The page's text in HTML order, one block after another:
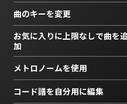
曲のキーを変更
お気に入りに上限なしで曲を追
加
メトロノームを使用
コード譜を自分用に編集